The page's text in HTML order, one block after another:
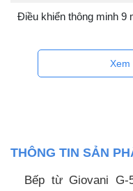
Điều khiển thông minh 9
Xem
THÔNG TIN SẢN
Bếp từ Giovani G-